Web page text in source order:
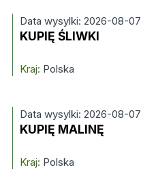
Data wysylki: 2026-08-07
KUPIĘ ŚLIWKI
Kraj: Polska
Data wysylki: 2026-08-07
KUPIĘ MALINĘ
Kraj: Polska